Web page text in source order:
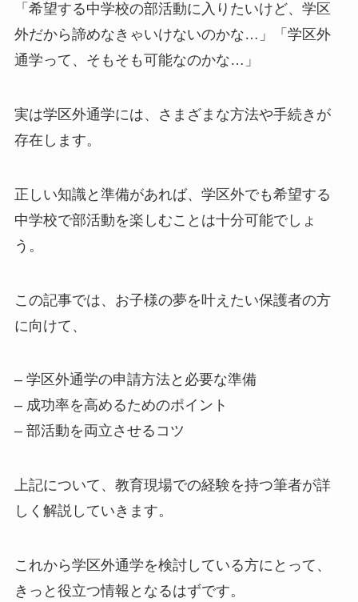
「希望する中学校の部活動に入りたいけど、学区
外だから諦めなきゃいけないのかな…」「学区外
通学って、そもそも可能なのかな…」
実は学区外通学には、さまざまな方法や手続きが
存在します。
正しい知識と準備があれば、学区外でも希望する
中学校で部活動を楽しむことは十分可能でしょ
う。
この記事では、お子様の夢を叶えたい保護者の方
に向けて、
– 学区外通学の申請方法と必要な準備
– 成功率を高めるためのポイント
– 部活動を両立させるコツ
上記について、教育現場での経験を持つ筆者が詳
しく解説していきます。
これから学区外通学を検討している方にとって、
きっと役立つ情報となるはずです。